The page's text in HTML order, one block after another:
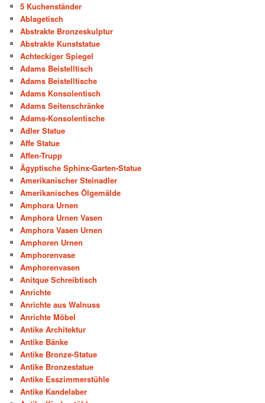
5 Kuchenständer
Ablagetisch
Abstrakte Bronzeskulptur
Abstrakte Kunststatue
Achteckiger Spiegel
Adams Beistelltisch
Adams Beistelltische
Adams Konsolentisch
Adams Seitenschränke
Adams-Konsolentische
Adler Statue
Affe Statue
Affen-Trupp
Ägyptische Sphinx-Garten-Statue
Amerikanischer Steinadler
Amerikanisches Ölgemälde
Amphora Urnen
Amphora Urnen Vasen
Amphora Vasen Urnen
Amphoren Urnen
Amphorenvase
Amphorenvasen
Anitque Schreibtisch
Anrichte
Anrichte aus Walnuss
Anrichte Möbel
Antike Architektur
Antike Bänke
Antike Bronze-Statue
Antike Bronzestatue
Antike Esszimmerstühle
Antike Kandelaber